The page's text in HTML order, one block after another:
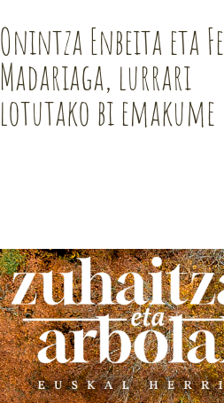
Onintza Enbeita eta
Madariaga, lurrari
lotutako bi emakume